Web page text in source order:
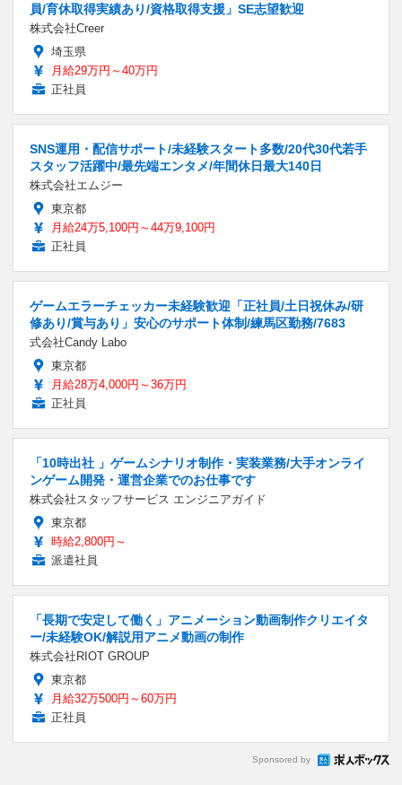
員/育休取得実績あり/資格取得支援」SE志望歓迎
株式会社Creer
埼玉県
月給29万円～40万円
正社員
SNS運用・配信サポート/未経験スタート多数/20代30代若手
スタッフ活躍中/最先端エンタメ/年間休日最大140日
株式会社エムジー
東京都
月給24万5,100円～44万9,100円
正社員
ゲームエラーチェッカー未経験歓迎「正社員/土日祝休み/研
修あり/賞与あり」安心のサポート体制/練馬区勤務/7683
式会社Candy Labo
東京都
月給28万4,000円～36万円
正社員
「10時出社 」ゲームシナリオ制作・実装業務/大手オンライ
ンゲーム開発・運営企業でのお仕事です
株式会社スタッフサービス エンジニアガイド
東京都
時給2,800円～
派遣社員
「長期で安定して働く」アニメーション動画制作クリエイタ
ー/未経験OK/解説用アニメ動画の制作
株式会社RIOT GROUP
東京都
月給32万500円～60万円
正社員
Sponsored by